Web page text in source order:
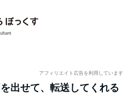
アフィリエイト広告を利用しています
出せて、転送してくれる